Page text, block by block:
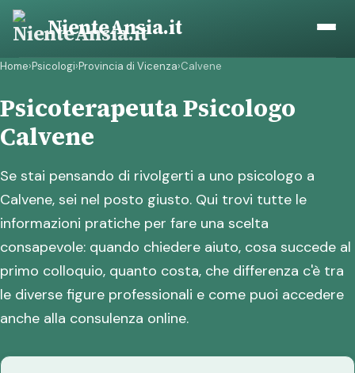
Vai
contenuto
NienteAnsia.it
Home›Psicologi›Provincia di Vicenza›Calvene
Psicoterapeuta Psicologo
Calvene
Se stai pensando di rivolgerti a uno psicologo a
Calvene, sei nel posto giusto. Qui trovi tutte le
informazioni pratiche per fare una scelta
consapevole: quando chiedere aiuto, cosa succede al
primo colloquio, quanto costa, che differenza c'è tra
le diverse figure professionali e come puoi accedere
anche alla consulenza online.